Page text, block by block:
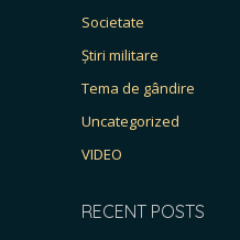
Societate
Știri militare
Tema de gândire
Uncategorized
VIDEO
RECENT POSTS